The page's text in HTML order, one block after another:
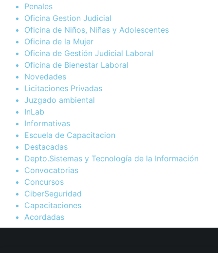
Penales
Oficina Gestion Judicial
Oficina de Niños, Niñas y Adolescentes
Oficina de la Mujer
Oficina de Gestión Judicial Laboral
Oficina de Bienestar Laboral
Novedades
Licitaciones Privadas
Juzgado ambiental
InLab
Informativas
Escuela de Capacitacion
Destacadas
Depto.Sistemas y Tecnología de la Información
Convocatorias
Concursos
CiberSeguridad
Capacitaciones
Acordadas